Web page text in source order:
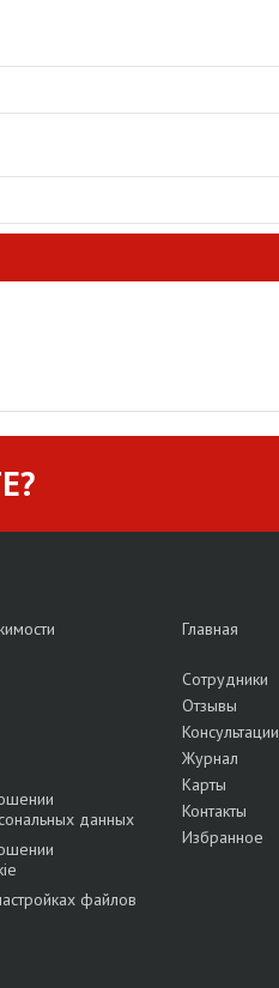
данных
файлов
Главная
Сотрудники
Отзывы
Консультации
Журнал
Карты
Контакты
Избранное